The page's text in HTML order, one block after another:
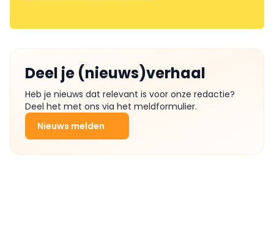
Deel je (nieuws)verhaal
Heb je nieuws dat relevant is voor onze redactie?
Deel het met ons via het meldformulier.
Nieuws melden